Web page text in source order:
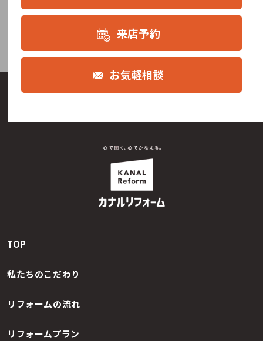
来店予約
お気軽相談
TOP
私たちのこだわり
リフォームの流れ
リフォームプラン